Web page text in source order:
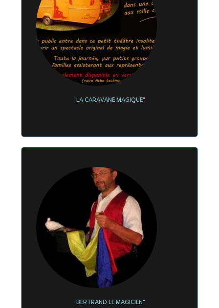
"LA CARAVANE MAGIQUE"
"BERTRAND LE MAGICIEN"